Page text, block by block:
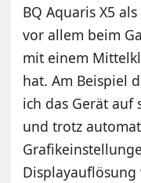
BQ Aquaris X5
vor allem beim
mit einem
hat. Am Beispiel
ich das Gerät auf
und trotz